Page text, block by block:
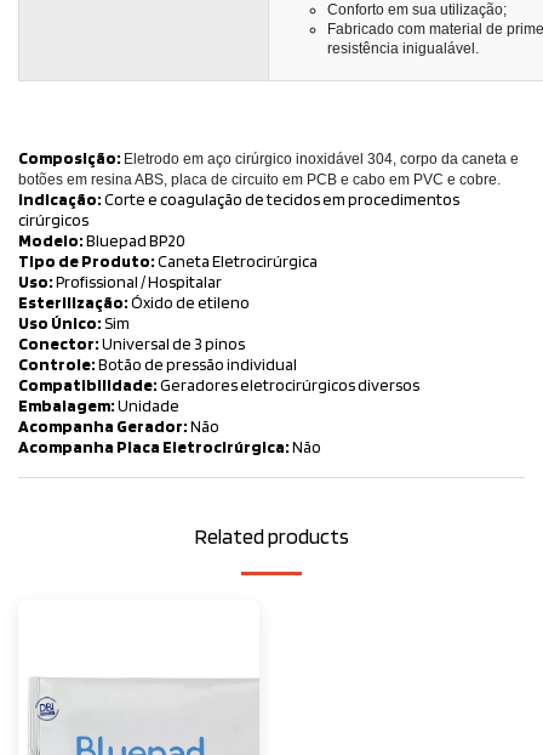
Conforto em sua utilização;
Fabricado com material de
resistência inigualável.
Composição: Eletrodo em aço cirúrgico inoxidável 304, corpo da caneta e
botões em resina ABS, placa de circuito em PCB e cabo em PVC e cobre.
Indicação:Corte e coagulação de tecidos em procedimentos
cirúrgicos
Modelo:Bluepad BP20
Tipo de Produto:Caneta Eletrocirúrgica
Uso:Profissional / Hospitalar
Esterilização:Óxido de etileno
Uso Único:Sim
Conector:Universal de 3 pinos
Controle:Botão de pressão individual
Compatibilidade:Geradores eletrocirúrgicos diversos
Embalagem:Unidade
Acompanha Gerador:Não
Acompanha Placa Eletrocirúrgica:Não
Related products